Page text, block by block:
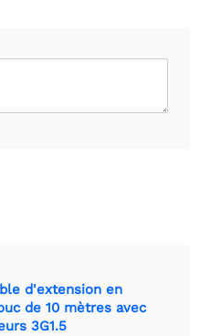
d'extension en
de 10 mètres avec
3G1.5